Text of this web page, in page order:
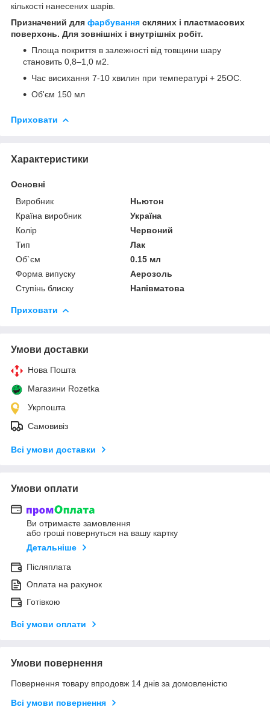
кількості нанесених шарів.
Призначений для фарбування скляних і пластмасових
поверхонь. Для зовнішніх і внутрішніх робіт.
Площа покриття в залежності від товщини шару
становить 0,8–1,0 м2
Час висихання 7-10 хвилин при температурі + 25ОС.
Об'єм 150 мл
Приховати
Характеристики
Основні
Виробник
Ньютон
Країна виробник
Україна
Колір
Червоний
Тип
Лак
Об`єм
0.15 мл
Форма випуску
Аерозоль
Ступінь блиску
Напівматова
Приховати
Умови доставки
Нова Пошта
Магазини Rozetka
Укрпошта
Самовивіз
Всі умови доставки
Умови оплати
Ви отримаєте замовлення
або гроші повернуться на вашу картку
Детальніше
Післяплата
Оплата на рахунок
Готівкою
Всі умови оплати
Умови повернення
Повернення товару впродовж 14 днів за домовленістю
Всі умови повернення